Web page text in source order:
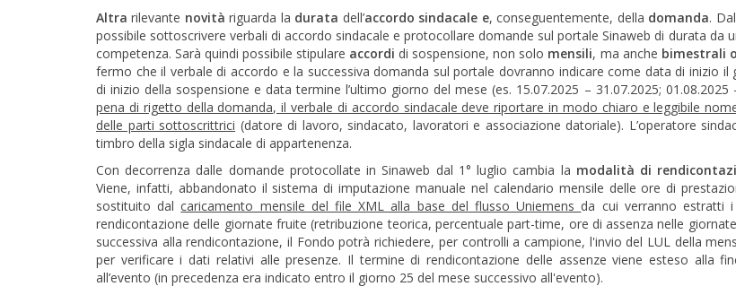
Altra rilevante novità riguarda la durata dell’accordo sindacale e, conseguentemente, della domanda.
possibile sottoscrivere verbali di accordo sindacale e protocollare domande sul portale Sinaweb di durata da
competenza. Sarà quindi possibile stipulare accordi di sospensione, non solo mensili, ma anche bimestrali
fermo che il verbale di accordo e la successiva domanda sul portale dovranno indicare come data di inizio il
di inizio della sospensione e data termine l’ultimo giorno del mese (es. 15.07.2025 – 31.07.2025; 01.08.2025
pena di rigetto della domanda, il verbale di accordo sindacale deve riportare in modo chiaro e leggibile
delle parti sottoscrittrici (datore di lavoro, sindacato, lavoratori e associazione datoriale). L’operatore
timbro della sigla sindacale di appartenenza.
Con decorrenza dalle domande protocollate in Sinaweb dal 1° luglio cambia la modalità di
Viene, infatti, abbandonato il sistema di imputazione manuale nel calendario mensile delle ore di
sostituito dalcaricamento mensile del file XML alla base del flusso Uniemens da cui verranno estratti
rendicontazione delle giornate fruite (retribuzione teorica, percentuale part-time, ore di assenza nelle
successiva alla rendicontazione, il Fondo potrà richiedere, per controlli a campione, l'invio del LUL della
per verificare i dati relativi alle presenze. Il termine di rendicontazione delle assenze viene esteso alla
all’evento (in precedenza era indicato entro il giorno 25 del mese successivo all'evento).